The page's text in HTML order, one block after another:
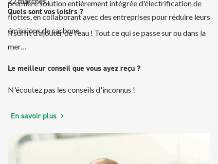
première solution entièrement intégrée d'électrification de
flottes, en collaborant avec des entreprises pour réduire leurs
émissions de carbone.
Quels sont vos loisirs ?
Il suffit d'ajouter de l'eau ! Tout ce qui se passe sur ou dans la
mer…
Le meilleur conseil que vous ayez reçu ?
N'écoutez pas les conseils d'inconnus !
En savoir plus